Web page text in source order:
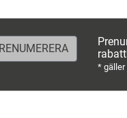
* gäller